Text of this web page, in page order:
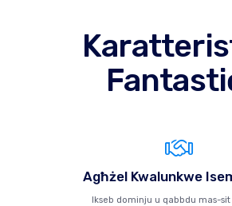
Agħżel Kwalunkwe
Ikseb dominju u qabbdu mas-